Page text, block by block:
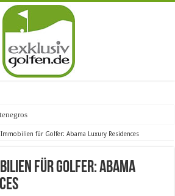
erste Golf
Immobilien für Golfer: Abama Luxury Residences
für Golfer: Abama